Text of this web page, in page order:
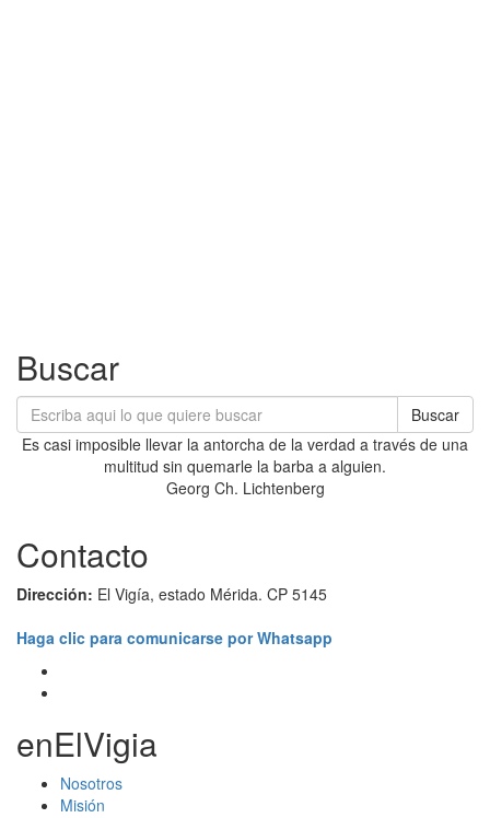
Buscar
Buscar
Es casi imposible llevar la antorcha de la verdad a través de una
multitud sin quemarle la barba a alguien.
Georg Ch. Lichtenberg
Contacto
Dirección: El Vigía, estado Mérida. CP 5145
Haga clic para comunicarse por Whatsapp
enElVigia
Nosotros
Misión